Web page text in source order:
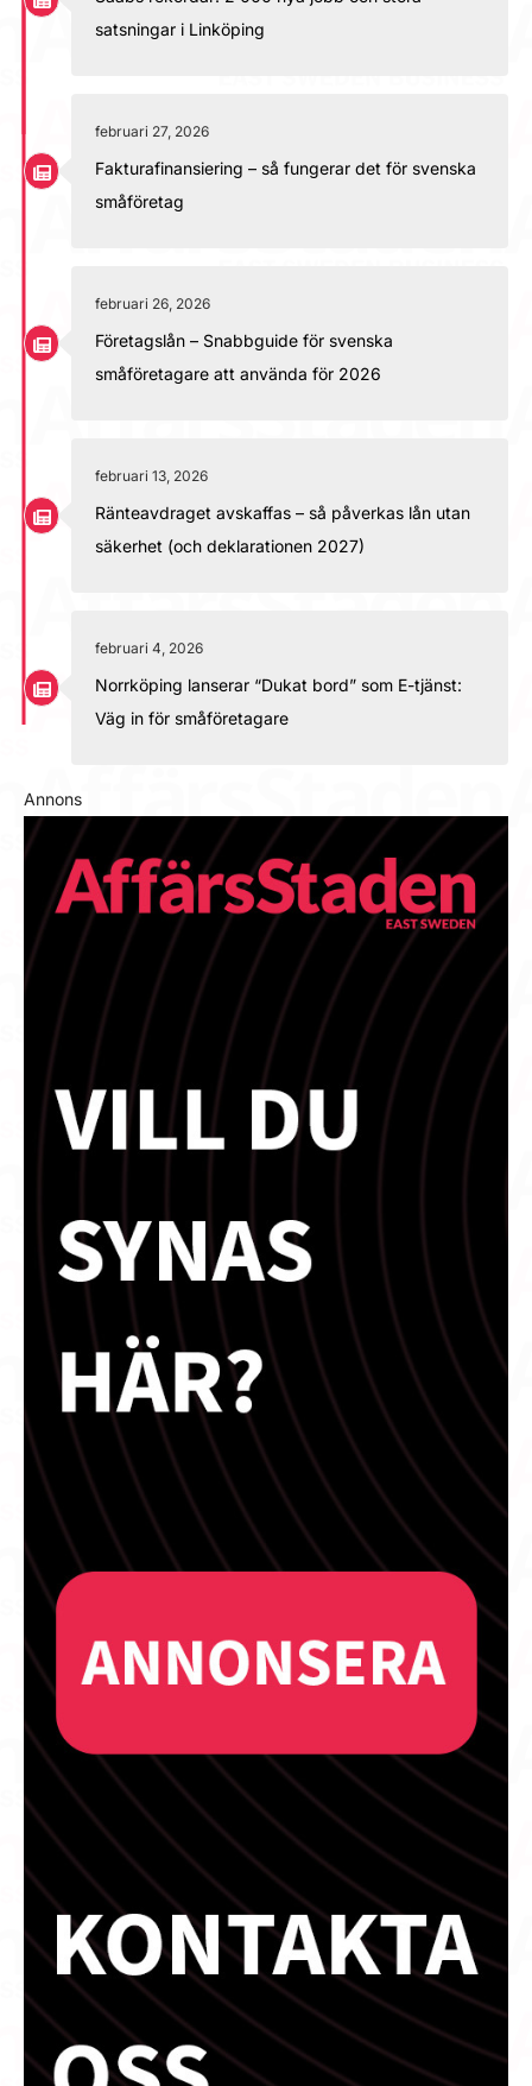
satsningar i Linköping
februari 27, 2026
Fakturafinansiering – så fungerar det för svenska
småföretag
februari 26, 2026
Företagslån – Snabbguide för svenska
småföretagare att använda för 2026
februari 13, 2026
Ränteavdraget avskaffas – så påverkas lån utan
säkerhet (och deklarationen 2027)
februari 4, 2026
Norrköping lanserar “Dukat bord” som E-tjänst:
Väg in för småföretagare
Annons